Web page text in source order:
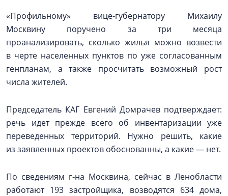
«Профильному» вице-губернатору Михаилу
Москвину поручено за три месяца
проанализировать, сколько жилья можно возвести
в черте населенных пунктов по уже согласованным
генпланам, а также просчитать возможный рост
числа жителей.
Председатель КАГ Евгений Домрачев подтверждает:
речь идет прежде всего об инвентаризации уже
переведенных территорий. Нужно решить, какие
из заявленных проектов обоснованны, а какие — нет.
По сведениям г‑на Москвина, сейчас в Ленобласти
работают 193 застройщика, возводятся 634 дома,